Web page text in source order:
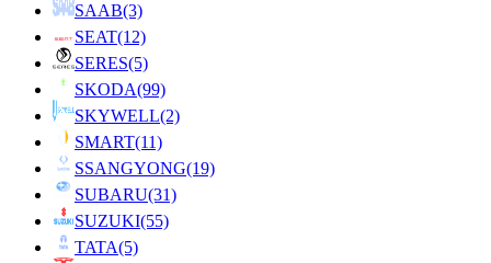
SAAB(3)
SEAT(12)
SERES(5)
SKODA(99)
SKYWELL(2)
SMART(11)
SSANGYONG(19)
SUBARU(31)
SUZUKI(55)
TATA(5)